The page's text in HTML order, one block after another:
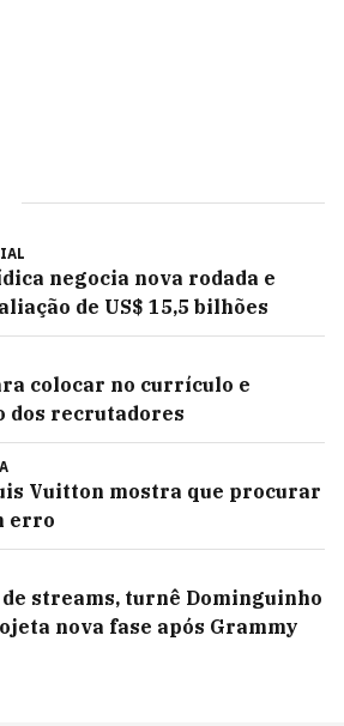
negocia nova rodada e
de US$ 15,5 bilhões
colocar no currículo e
dos recrutadores
Vuitton mostra que procurar
erro
de streams, turnê Dominguinho
nova fase após Grammy